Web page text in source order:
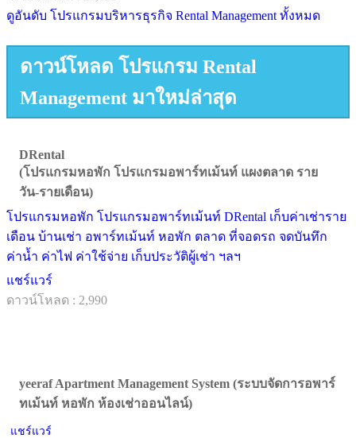
ดูอันดับ โปรแกรมบริหารธุรกิจ Rental Management ทั้งหมด
ดาวน์โหลด โปรแกรม Rental
Management มาใหม่ล่าสุด
DRental
(โปรแกรมหอพัก โปรแกรมอพาร์ทเม้นท์ แผงตลาด ราย
วัน-รายเดือน)
โปรแกรมหอพัก โปรแกรมอพาร์ทเม้นท์ DRental เก็บค่าเช่าราย
เดือน บ้านเช่า อพาร์ทเม้นท์ หอพัก ตลาด ที่จอดรถ จดบันทึก
ค่าน้ำ ค่าไฟ ค่าใช้จ่าย เก็บประวัติผู้เช่า ฯลฯ
แชร์แวร์
ดาวน์โหลด : 2,990
yeeraf Apartment Management System (ระบบจัดการอพาร์
ทเม้นท์ หอพัก ห้องเช่าออนไลน์)
แชร์แวร์